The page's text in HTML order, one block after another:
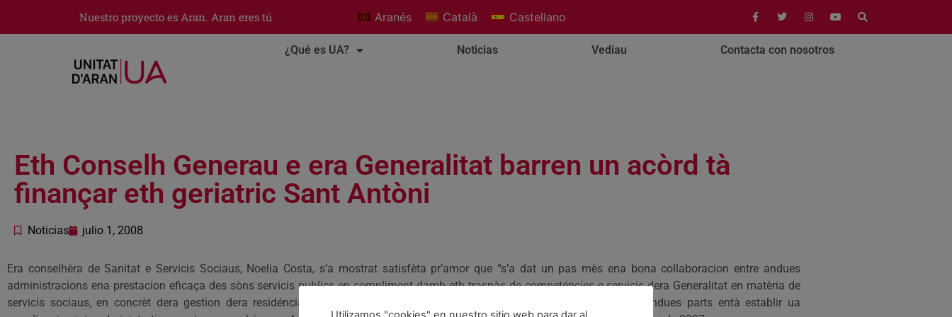
Nuestro proyecto es Aran. Aran eres tú Aranés Català Castellano
¿Qué es UA? Noticias Vediau Contacta con nosotros
Eth Conselh Generau e era Generalitat barren un acòrd tà
finançar eth geriatric Sant Antòni
Noticias julio 1, 2008
Era conselhèra de Sanitat e Servicis Sociaus, Noelia Costa, s’a mostrat satisfèta pr’amor que “s’a dat un pas mès ena bona collaboracion entre andues
administracions ena prestacion eficaça des sòns servicis publics en compliment damb eth traspàs de competéncies e servicis dera Generalitat en matèria de
servicis sociaus, en concrèt dera gestion dera residéncia geriatrica”. Costa a explicat qu’er acòrd ei frut dera “volentat d’andues parts entà establir ua